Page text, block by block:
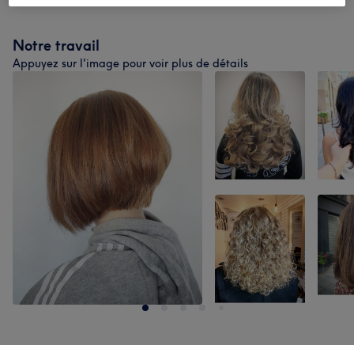
Notre travail
Appuyez sur l'image pour voir plus de détails